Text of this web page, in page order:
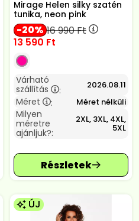
Mirage Helen silky szatén
tunika, neon pink
20 16 990Ft
13 590 Ft
Várható
szállítás
: 2026.08.11
Méret : Méret nélküli
Milyen
méretre
ajánljuk?:
2XL, 3XL, 4XL,
5XL
ÚJ